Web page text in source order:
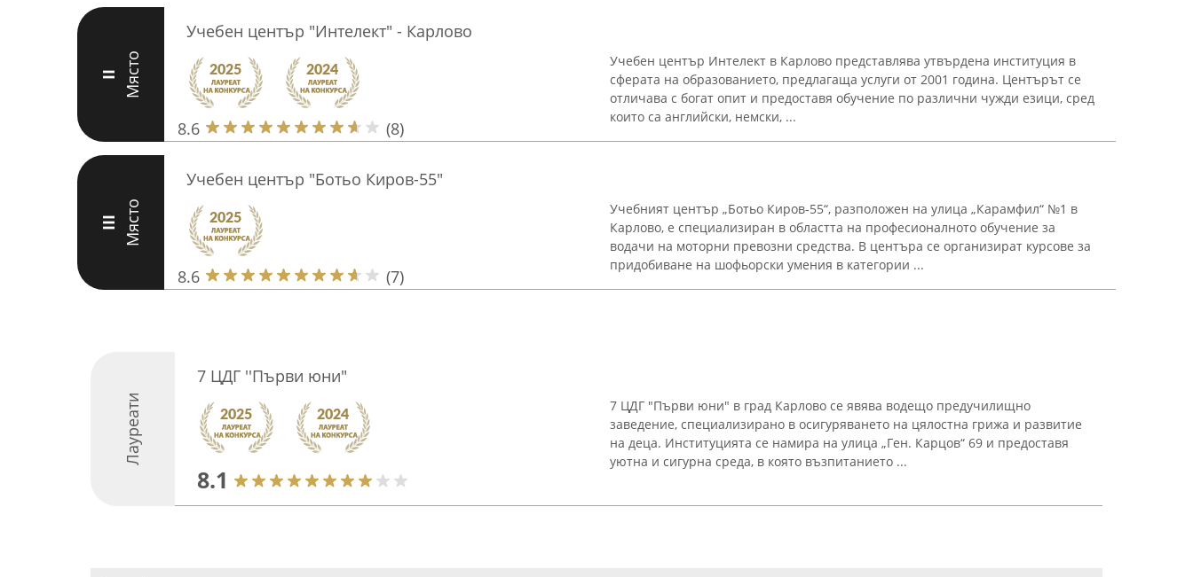
II Място
Учебен център "Интелект" - Карлово
8.6 (8)
Учебен център Интелект в Карлово представлява утвърдена институция в
сферата на образованието, предлагаща услуги от 2001 година. Центърът се
отличава с богат опит и предоставя обучение по различни чужди езици, сред
които са английски, немски, ...
III Място
Учебен център "Ботьо Киров-55"
8.6 (7)
Учебният център „Ботьо Киров-55“, разположен на улица „Карамфил“ №1 в
Карлово, е специализиран в областта на професионалното обучение за
водачи на моторни превозни средства. В центъра се организират курсове за
придобиване на шофьорски умения в категории ...
Лауреати
7 ЦДГ ''Първи юни"
8.1
7 ЦДГ "Първи юни" в град Карлово се явява водещо предучилищно
заведение, специализирано в осигуряването на цялостна грижа и развитие
на деца. Институцията се намира на улица „Ген. Карцов“ 69 и предоставя
уютна и сигурна среда, в която възпитанието ...